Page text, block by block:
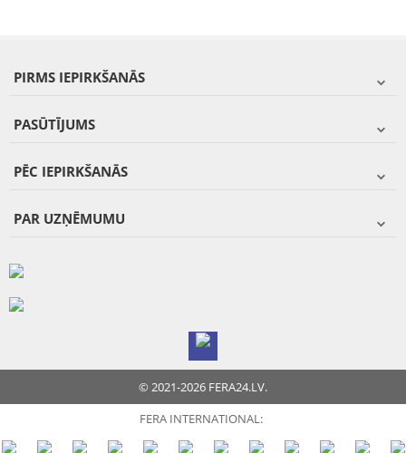
PIRMS IEPIRKŠANĀS
PASŪTĪJUMS
PĒC IEPIRKŠANĀS
PAR UZŅĒMUMU
© 2021-2026 FERA24.LV.
FERA INTERNATIONAL: